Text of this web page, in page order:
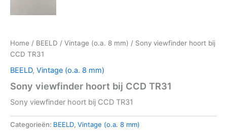
Home / BEELD / Vintage (o.a. 8 mm) / Sony viewfinder hoort bij
CCD TR31
BEELD, Vintage (o.a. 8 mm)
Sony viewfinder hoort bij CCD TR31
Sony viewfinder hoort bij CCD TR31
Categorieën: BEELD, Vintage (o.a. 8 mm)